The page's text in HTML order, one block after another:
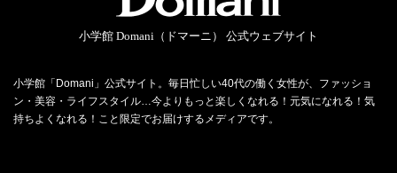
小学館 Domani（ドマーニ） 公式ウェブサイト
小学館「Domani」公式サイト。毎日忙しい40代の働く女性が、ファッショ
ン・美容・ライフスタイル…今よりもっと楽しくなれる！元気になれる！気
持ちよくなれる！こと限定でお届けするメディアです。